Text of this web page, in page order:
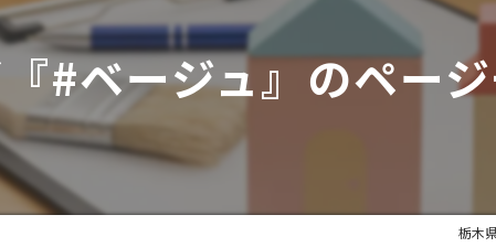
佐野市の外壁
宇都宮市の外
#ベージュ』のペー
栃木